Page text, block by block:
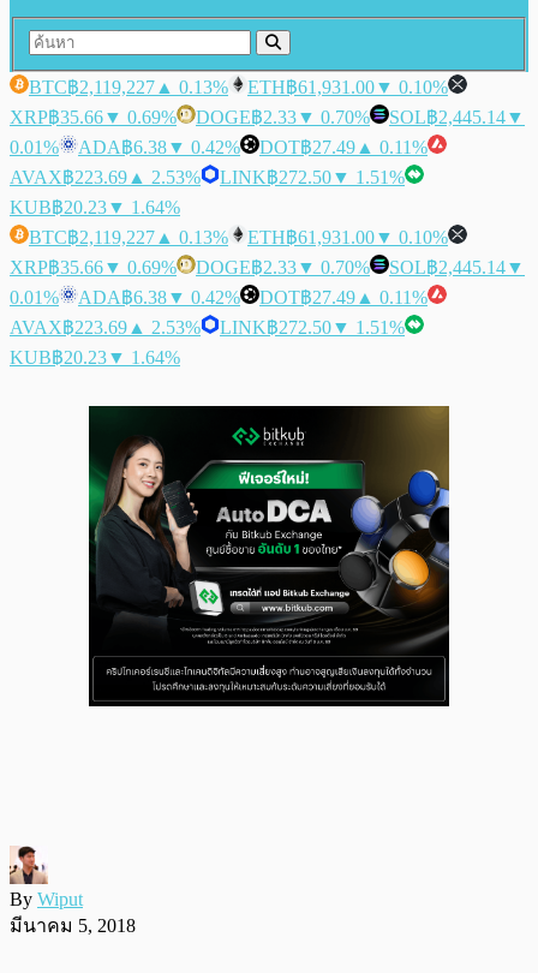
BTC฿2,119,227 ▲ 0.13% ETH฿61,931.00▼ 0.10%
XRP฿35.66▼ 0.69% DOGE฿2.33▼ 0.70% SOL฿2,445.14▼
0.01%
ADA฿6.38▼ 0.42% DOT฿27.49 ▲ 0.11%
AVAX฿223.69 ▲ 2.53% LINK฿272.50▼ 1.51%
KUB฿20.23▼ 1.64%
BTC฿2,119,227 ▲ 0.13% ETH฿61,931.00▼ 0.10%
XRP฿35.66▼ 0.69% DOGE฿2.33▼ 0.70% SOL฿2,445.14▼
0.01%
ADA฿6.38▼ 0.42% DOT฿27.49 ▲ 0.11%
AVAX฿223.69 ▲ 2.53% LINK฿272.50▼ 1.51%
KUB฿20.23▼ 1.64%
By Wiput
มีนาคม 5, 2018